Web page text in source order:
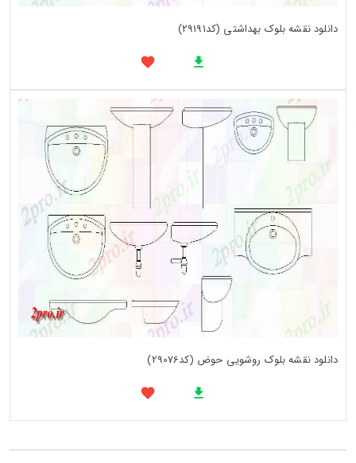
دانلود نقشه بلوک بهداشتی (کد29191)
دانلود نقشه بلوک روشویی حوض (کد29076)